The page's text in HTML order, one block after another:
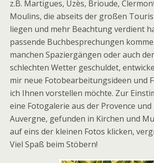
z.B. Martigues, Uzès, Brioude,
Moulins, die abseits der großen
liegen und mehr Beachtung verdient
passende Buchbesprechungen
manchen Spaziergängen oder auch
schlechten Wetter geschuldet,
mir neue Fotobearbeitungsideen und
ich Ihnen vorstellen möchte. Zur
eine Fotogalerie aus der Provence
Auvergne, gefunden in Kirchen und
auf eins der kleinen Fotos klicken,
Viel Spaß beim Stöbern!